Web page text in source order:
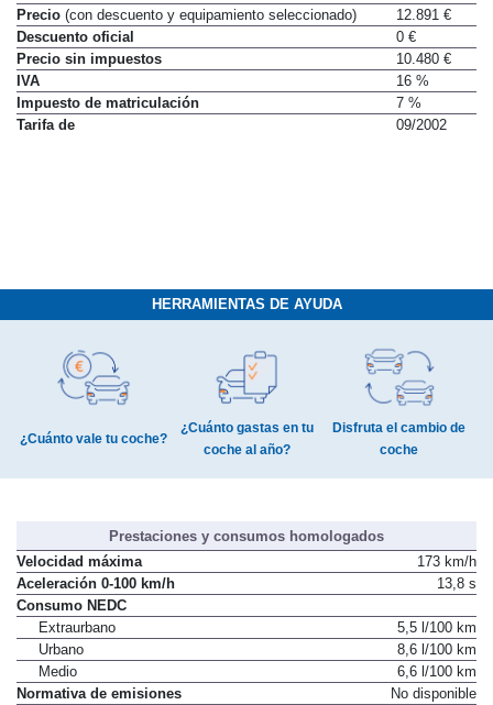
Precio (con descuento y equipamiento seleccionado)
12.891 €
Descuento oficial
0 €
Precio sin impuestos
10.480 €
IVA
16 %
Impuesto de matriculación
7 %
Tarifa de
09/2002
HERRAMIENTAS DE AYUDA
¿Cuánto vale tu coche?
¿Cuánto gastas en tu
coche al año?
Disfruta el cambio de
coche
Prestaciones y consumos homologados
Velocidad máxima
173 km/h
Aceleración 0-100 km/h
13,8 s
Consumo NEDC
Extraurbano
5,5 l/100 km
Urbano
8,6 l/100 km
Medio
6,6 l/100 km
Normativa de emisiones
No disponible